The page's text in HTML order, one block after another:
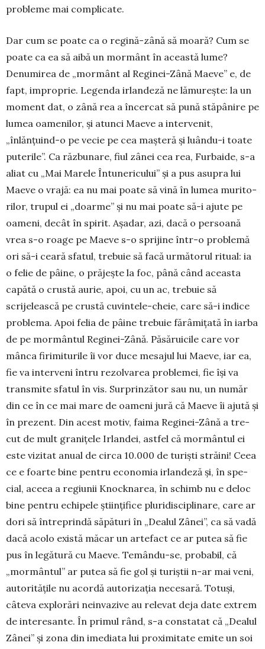
probleme mai complicate.
Dar cum se poate ca o regină-zână să moară? Cum se
poate ca ea să aibă un mormânt în această lume?
Denumirea de „mormânt al Reginei-Zână Maeve” e, de
fapt, improprie. Legenda irlandeză ne lă­murește: la un
moment dat, o zână rea a încercat să pună stăpânire pe
lumea oamenilor, și atunci Maeve a intervenit,
„înlănțuind-o pe vecie pe cea mașteră și luându-i toate
puterile”. Ca răzbunare, fiul zânei cea rea, Fur­baide, s-a
aliat cu „Mai Marele Întune­ricului” și a pus asupra lui
Maeve o vrajă: ea nu mai poate să vină în lumea murito­
rilor, trupul ei „doarme” și nu mai poate să-i ajute pe
oameni, decât în spi­rit. Așadar, azi, dacă o persoană
vrea s-o roage pe Maeve s-o sprijine într-o problemă
ori să-i ceară sfatul, trebuie să facă următorul ritual: ia
o felie de pâine, o pră­jește la foc, până când aceasta
capătă o crustă aurie, apoi, cu un ac, trebuie să
scrijelească pe crustă cuvintele-cheie, care să-i indice
pro­blema. Apoi felia de pâi­ne tre­buie fărâmițată în iarba
de pe mormântul Re­ginei-Zână. Păsărui­cile care vor
mân­ca firimi­turile îi vor duce mesa­jul lui Maeve, iar ea,
fie va in­­terveni întru rezol­varea problemei, fie își va
transmite sfatul în vis. Surprinzător sau nu, un număr
din ce în ce mai mare de oameni jură că Maeve îi ajută și
în prezent. Din acest mo­tiv, fai­ma Re­gi­nei-Zâ­nă a tre­
cut de mult gra­nițele Ir­lan­dei, astfel că mor­mântul ei
este vizitat anual de circa 10.000 de turiști stră­ini! Ceea
ce e foarte bine pentru eco­nomia ir­landeză și, în spe­
cial, aceea a regiunii Knock­narea, în schimb nu e deloc
bine pentru echipele științifice pluridisciplinare, care ar
dori să întreprindă săpături în „Dealul Zânei”, ca să vadă
da­că acolo există măcar un artefact ce ar putea să fie
pus în legătură cu Maeve. Temându-se, probabil, că
„mor­mântul” ar putea să fie gol și turiștii n-ar mai veni,
autoritățile nu acordă autorizația necesară. Totuși,
câteva explorări neinvazive au relevat deja date extrem
de interesante. În primul rând, s-a constatat că „Dealul
Zânei” și zona din imediata lui proxi­mitate emite un soi